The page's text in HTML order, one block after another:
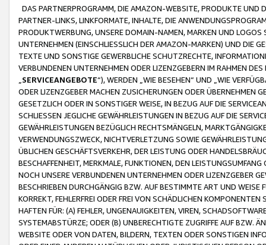
DAS PARTNERPROGRAMM, DIE AMAZON-WEBSITE, PRODUKTE UND
PARTNER-LINKS, LINKFORMATE, INHALTE, DIE
PRODUKTWERBUNG, UNSERE DOMAIN-NAMEN, MARKEN UND
UNTERNEHMEN (EINSCHLIESSLICH DER AMAZON-MARKEN) UND DIE
TEXTE UND SONSTIGE GEWERBLICHE SCHUTZRECHTE,
VERBUNDENEN UNTERNEHMEN ODER LIZENZGEBERN IM RAHMEN
SERVICEANGEBOTE“), WERDEN „WIE BESEHEN“ UND „WIE
ODER LIZENZGEBER MACHEN ZUSICHERUNGEN ODER ÜBERNEHMEN
GESETZLICH ODER IN SONSTIGER WEISE, IN BEZUG AUF DIE
SCHLIESSEN JEGLICHE GEWÄHRLEISTUNGEN IN BEZUG AUF DIE
GEWÄHRLEISTUNGEN BEZÜGLICH RECHTSMÄNGELN,
VERWENDUNGSZWECK, NICHTVERLETZUNG SOWIE
ÜBLICHEN GESCHÄFTSVERKEHR, DER LEISTUNG ODER
BESCHAFFENHEIT, MERKMALE, FUNKTIONEN, DEN
NOCH UNSERE VERBUNDENEN UNTERNEHMEN ODER LIZENZGEBER
BESCHRIEBEN DURCHGÄNGIG BZW. AUF BESTIMMTE ART UND
KORREKT, FEHLERFREI ODER FREI VON SCHÄDLICHEN
HAFTEN FÜR: (A) FEHLER, UNGENAUIGKEITEN, VIREN,
SYSTEMABSTÜRZE; ODER (B) UNBERECHTIGTE ZUGRIFFE AUF BZW.
WEBSITE ODER VON DATEN, BILDERN, TEXTEN ODER SONSTIGEN